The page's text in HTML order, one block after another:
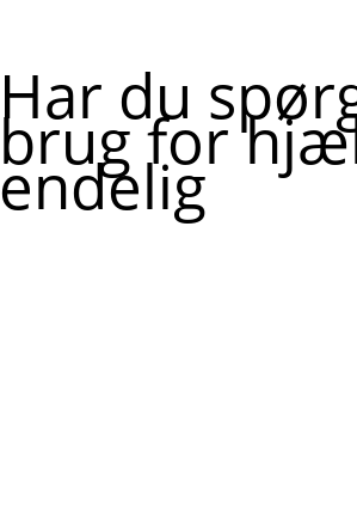
Har du
brug for
endelig